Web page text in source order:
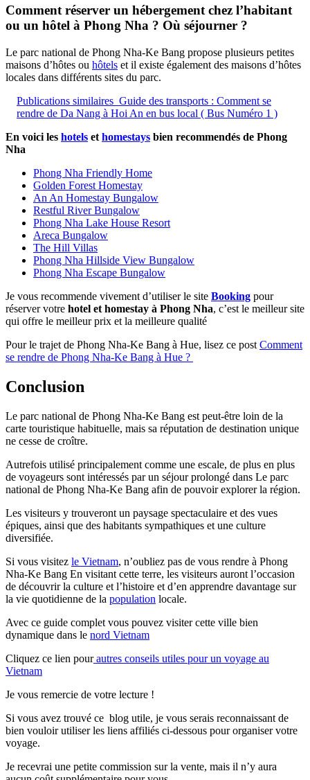
Comment réserver un hébergement chez l’habitant
ou un hôtel à Phong Nha ? Où séjourner ?
Le parc national de Phong Nha-Ke Bang propose plusieurs petites
maisons d’hôtes ou hôtels et il existe également des maisons d’hôtes
locales dans différents sites du parc.
Publications similaires Guide des transports : Comment se
rendre de Da Nang à Hoi An en bus local ( Bus Numéro 1 )
En voici les hotels et homestays bien recommendés de Phong
Nha
Phong Nha Friendly Home
Golden Forest Homestay
An An Homestay Bungalow
Restful River Bungalow
Phong Nha Lake House Resort
Areca Bungalow
The Hill Villas
Phong Nha Hillside View Bungalow
Phong Nha Escape Bungalow
Je vous recommende vivement d’utiliser le site Booking pour
réserver votre hotel et homestay à Phong Nha, c’est le meilleur site
qui offre le meilleur prix et la meilleure qualité
Pour le trajet de Phong Nha-Ke Bang à Hue, lisez ce post Comment
se rendre de Phong Nha-Ke Bang à Hue ?
Conclusion
Le parc national de Phong Nha-Ke Bang est peut-être loin de la
carte touristique habituelle, mais sa réputation de destination unique
ne cesse de croître.
Autrefois utilisé principalement comme une escale, de plus en plus
de voyageurs sont intéressés par un séjour prolongé dans Le parc
national de Phong Nha-Ke Bang afin de pouvoir explorer la région.
Les visiteurs y trouveront un paysage spectaculaire et des vues
épiques, ainsi que des habitants sympathiques et une culture
diversifiée.
Si vous visitez le Vietnam, n’oubliez pas de vous rendre à Phong
Nha-Ke Bang En visitant cette terre, les visiteurs auront l’occasion
de découvrir la culture et l’histoire et d’en apprendre davantage sur
la vie quotidienne de la population locale.
Avec ce guide complet vous pouvez visiter cette ville bien
dynamique dans le nord Vietnam
Cliquez ce lien pourautres conseils utiles pour un voyage au
Vietnam
Je vous remercie de votre lecture !
Si vous avez trouvé ce blog utile, je vous serais reconnaissant de
bien vouloir utiliser les liens affiliés ci-dessous pour organiser votre
voyage.
Je recevrai une petite commission sur la vente, mais il n’y aura